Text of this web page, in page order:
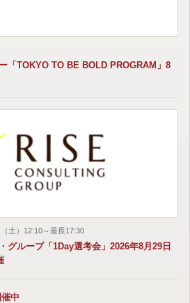
「TOKYO TO BE BOLD PROGRAM」8
土）12:10～最長17:30
グループ「1Day選考会」2026年8月29日
中